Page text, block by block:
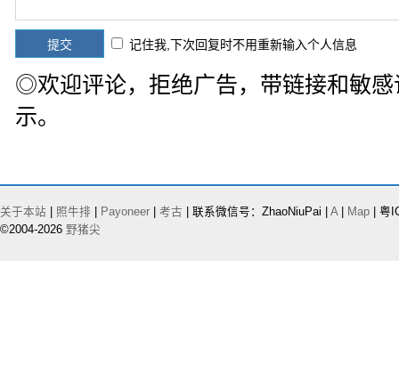
记住我,下次回复时不用重新输入个人信息
◎欢迎评论，拒绝广告，带链接和敏
示。
关于本站 照牛排 Payoneer 考古 | 联系微信号：ZhaoNiuPai | A Map | 粤
©2004-2026 野猪尖